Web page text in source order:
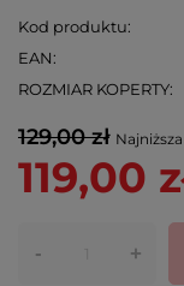
Kod produktu
EAN
ROZMIAR KOPERTY
129,00 zł
119,00
- +